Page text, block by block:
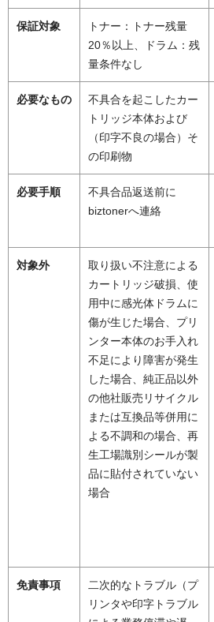
保証対象
トナー：トナー残量
20％以上、ドラム：残
量条件なし
必要なもの
不具合を起こしたカー
トリッジ本体および
（印字不良の場合）そ
の印刷物
必要手順
不具合品返送前に
biztonerへ連絡
対象外
取り扱い不注意による
カートリッジ破損、使
用中に感光体ドラムに
傷が生じた場合、プリ
ンター本体のお手入れ
不足により障害が発生
した場合、純正品以外
の他社販売リサイクル
または互換品等併用に
よる不調和の場合、再
生工場識別シールが製
品に貼付されていない
場合
免責事項
二次的なトラブル（プ
リンタや印字トラブル